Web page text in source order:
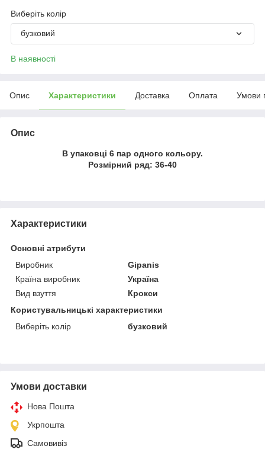
Виберіть колір
бузковий
В наявності
Опис Характеристики Доставка Оплата Умови
Опис
В упаковці 6 пар одного кольору.
Розмірний ряд: 36-40
Характеристики
Основні атрибути
Виробник
Gipanis
Країна виробник
Україна
Вид взуття
Крокси
Користувальницькі характеристики
Виберіть колір
бузковий
Умови доставки
Нова Пошта
Укрпошта
Самовивіз